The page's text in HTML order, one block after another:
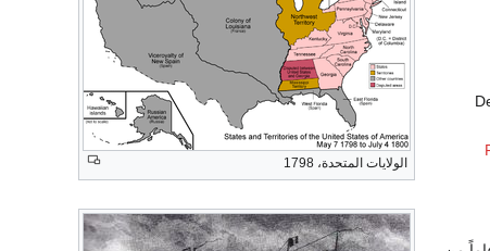
الولايات المتحدة، 1798